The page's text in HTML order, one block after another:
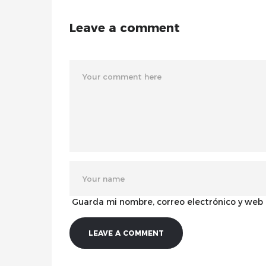
Leave a comment
Guarda mi nombre, correo electrónico y